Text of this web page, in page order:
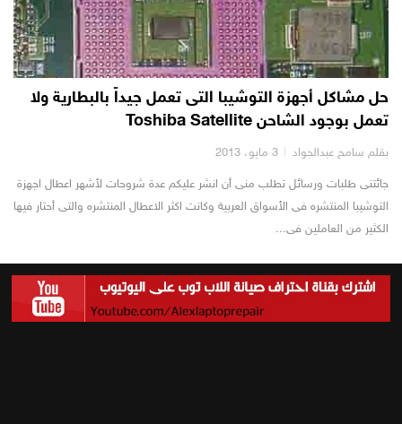
حل مشاكل أجهزة التوشيبا التى تعمل جيداً بالبطارية ولا
تعمل بوجود الشاحن Toshiba Satellite
بقلم سامح عبدالجواد 3 مايو، 2013
جائتنى طلبات ورسائل تطلب منى أن انشر عليكم عدة شروحات لأشهر اعطال اجهزة
التوشيبا المنتشره فى الأسواق العربية وكانت اكثر الاعطال المنتشره والتى أحتار فيها
الكثير من العاملين فى...